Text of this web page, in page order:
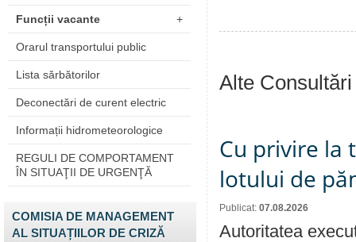
Funcții vacante +
Orarul transportului public
Lista sărbătorilor
Deconectări de curent electric
Informații hidrometeorologice
REGULI DE COMPORTAMENT
ÎN SITUAŢII DE URGENŢĂ
COMISIA DE MANAGEMENT
AL SITUAȚIILOR DE CRIZĂ
Alte
Cu privire la
lotului de
Publicat: 07.08.2026
Autoritatea